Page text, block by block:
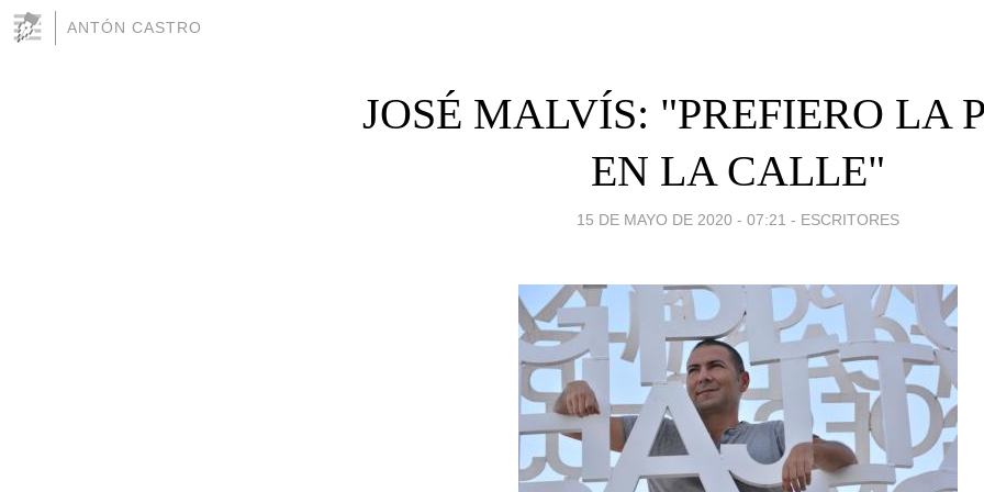
ANTÓN CASTRO
JOSÉ MALVÍS: "PREFIERO LA
EN LA CALLE"
15 DE MAYO DE 2020 - 07:21 - ESCRITORES